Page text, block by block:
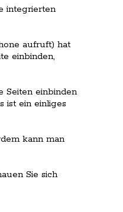
integrierten
aufruft) hat
einbinden,
Seiten einbinden
ist ein einliges
kann man
Sie sich